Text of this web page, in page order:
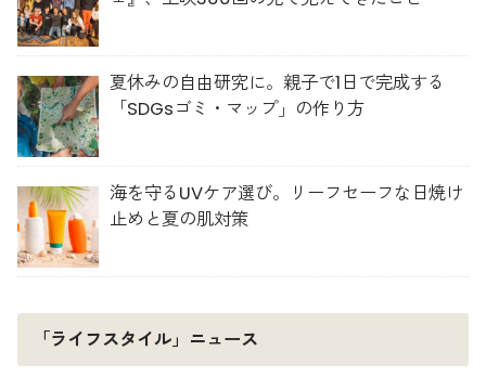
夏休みの自由研究に。親子で1日で完成する
「SDGsゴミ・マップ」の作り方
海を守るUVケア選び。リーフセーフな日焼け
止めと夏の肌対策
「ライフスタイル」ニュース